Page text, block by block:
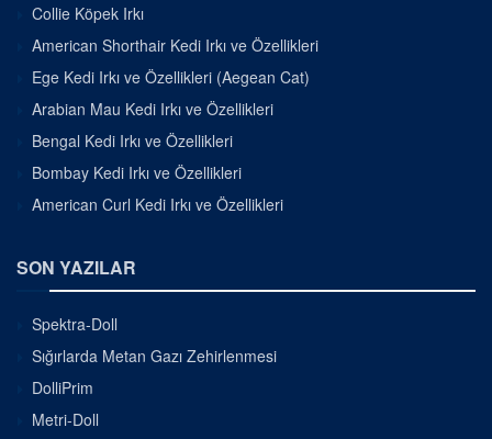
Collie Köpek Irkı
American Shorthair Kedi Irkı ve Özellikleri
Ege Kedi Irkı ve Özellikleri (Aegean Cat)
Arabian Mau Kedi Irkı ve Özellikleri
Bengal Kedi Irkı ve Özellikleri
Bombay Kedi Irkı ve Özellikleri
American Curl Kedi Irkı ve Özellikleri
SON YAZILAR
Spektra-Doll
Sığırlarda Metan Gazı Zehirlenmesi
DolliPrim
Metri-Doll